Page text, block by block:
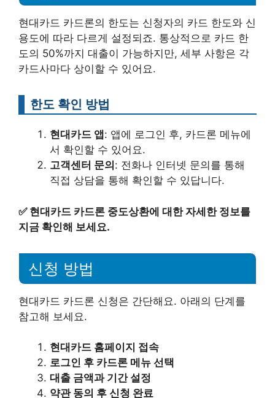
현대카드 카드론의 한도는 신청자의 카드 한도와 신
용도에 따라 다르게 설정되죠. 통상적으로 카드 한
도의 50%까지 대출이 가능하지만, 세부 사항은 각
카드사마다 상이할 수 있어요.
한도 확인 방법
현대카드 앱 : 앱에 로그인 후, 카드론 메뉴에
서 확인할 수 있어요.
고객센터 문의 : 전화나 인터넷 문의를 통해
직접 상담을 통해 확인할 수 있답니다.
✅ 현대카드 카드론 중도상환에 대한 자세한 정보를
지금 확인해 보세요.
신청 방법
현대카드 카드론 신청은 간단해요. 아래의 단계를
참고해 보세요.
현대카드 홈페이지 접속
로그인 후 카드론 메뉴 선택
대출 금액과 기간 설정
약관 동의 후 신청 완료